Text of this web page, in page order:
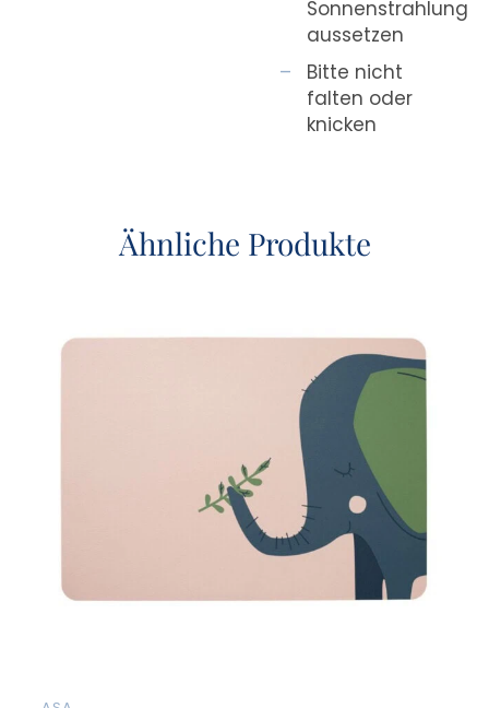
Sonnenstrahlung
aussetzen
Bitte nicht
falten oder
knicken
Ähnliche Produkte